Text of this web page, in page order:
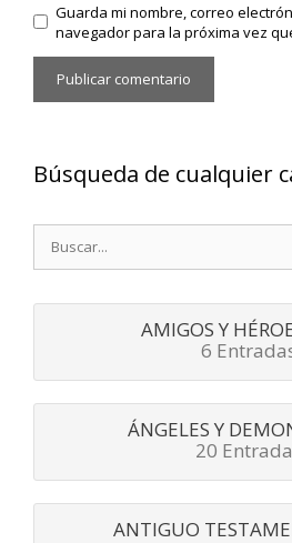
Guarda mi nombre, correo
navegador para la próxima vez
Búsqueda de cualquier
Buscar:
AMIGOS Y
6
ÁNGELES Y
20
ANTIGUO